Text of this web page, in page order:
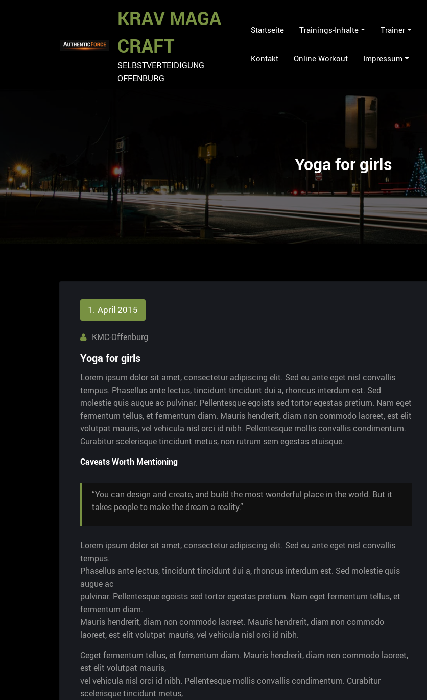
KRAV MAGA
CRAFT
SELBSTVERTEIDIGUNG
OFFENBURG
Startseite Trainings-Inhalte Trainer
Kontakt Online Workout Impressum
Yoga for girls
1. April 2015
KMC-Offenburg
Yoga for girls
Lorem ipsum dolor sit amet, consectetur adipiscing elit. Sed eu ante eget nisl convallis
tempus. Phasellus ante lectus, tincidunt tincidunt dui a, rhoncus interdum est. Sed
molestie quis augue ac pulvinar. Pellentesque egoists sed tortor egestas pretium. Nam eget
fermentum tellus, et fermentum diam. Mauris hendrerit, diam non commodo laoreet, est elit
volutpat mauris, vel vehicula nisl orci id nibh. Pellentesque mollis convallis condimentum.
Curabitur scelerisque tincidunt metus, non rutrum sem egestas etuisque.
Caveats Worth Mentioning
“You can design and create, and build the most wonderful place in the world. But it
takes people to make the dream a reality.”
Lorem ipsum dolor sit amet, consectetur adipiscing elit. Sed eu ante eget nisl convallis
tempus.
Phasellus ante lectus, tincidunt tincidunt dui a, rhoncus interdum est. Sed molestie quis
augue ac
pulvinar. Pellentesque egoists sed tortor egestas pretium. Nam eget fermentum tellus, et
fermentum diam.
Mauris hendrerit, diam non commodo laoreet. Mauris hendrerit, diam non commodo
laoreet, est elit volutpat mauris, vel vehicula nisl orci id nibh.
Ceget fermentum tellus, et fermentum diam. Mauris hendrerit, diam non commodo laoreet,
est elit volutpat mauris,
vel vehicula nisl orci id nibh. Pellentesque mollis convallis condimentum. Curabitur
scelerisque tincidunt metus,